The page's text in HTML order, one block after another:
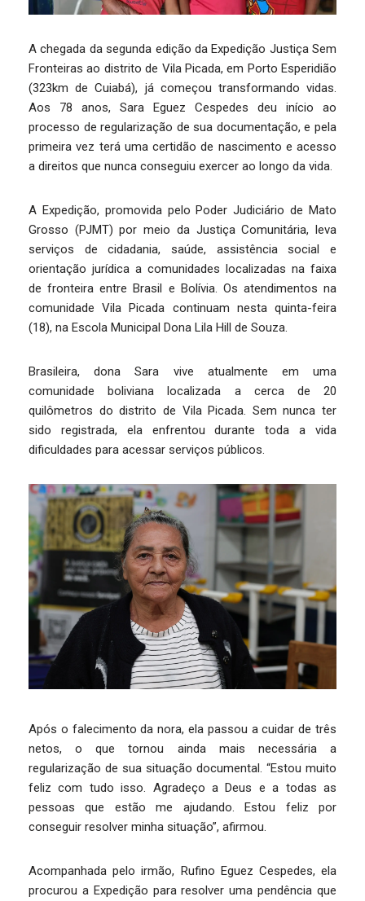
A chegada da segunda edição da Expedição Justiça Sem
Fronteiras ao distrito de Vila Picada, em Porto Esperidião
(323km de Cuiabá), já começou transformando vidas.
Aos 78 anos, Sara Eguez Cespedes deu início ao
processo de regularização de sua documentação, e pela
primeira vez terá uma certidão de nascimento e acesso
a direitos que nunca conseguiu exercer ao longo da vida.
A Expedição, promovida pelo Poder Judiciário de Mato
Grosso (PJMT) por meio da Justiça Comunitária, leva
serviços de cidadania, saúde, assistência social e
orientação jurídica a comunidades localizadas na faixa
de fronteira entre Brasil e Bolívia. Os atendimentos na
comunidade Vila Picada continuam nesta quinta-feira
(18), na Escola Municipal Dona Lila Hill de Souza.
Brasileira, dona Sara vive atualmente em uma
comunidade boliviana localizada a cerca de 20
quilômetros do distrito de Vila Picada. Sem nunca ter
sido registrada, ela enfrentou durante toda a vida
dificuldades para acessar serviços públicos.
Após o falecimento da nora, ela passou a cuidar de três
netos, o que tornou ainda mais necessária a
regularização de sua situação documental. “Estou muito
feliz com tudo isso. Agradeço a Deus e a todas as
pessoas que estão me ajudando. Estou feliz por
conseguir resolver minha situação”, afirmou.
Acompanhada pelo irmão, Rufino Eguez Cespedes, ela
procurou a Expedição para resolver uma pendência que